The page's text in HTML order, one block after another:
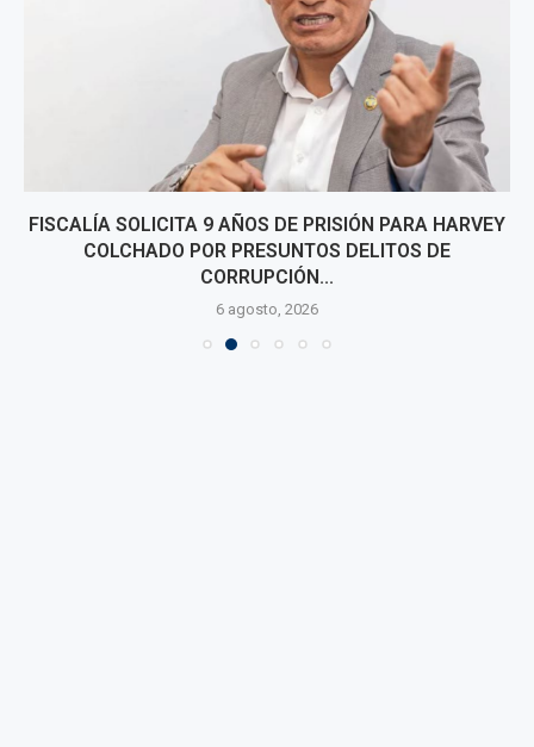
FISCALÍA SOLICITA 9 AÑOS DE PRISIÓN PARA HARVEY
COLCHADO POR PRESUNTOS DELITOS DE
CORRUPCIÓN...
6 agosto, 2026